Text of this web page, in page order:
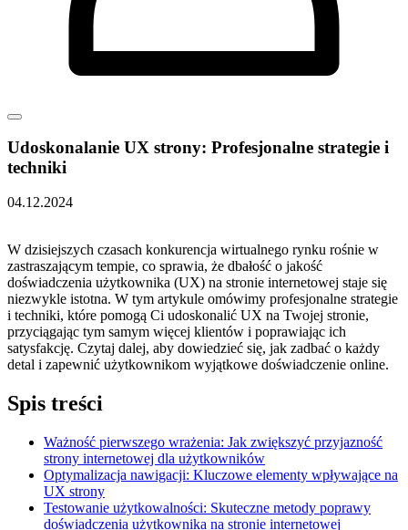
Udoskonalanie UX strony: Profesjonalne strategie i
techniki
04.12.2024
W ‌dzisiejszych⁢ czasach ​konkurencja wirtualnego ‌rynku rośnie⁤ w
⁢zastraszającym tempie, co sprawia, ⁤że dbałość o jakość
doświadczenia użytkownika (UX) na stronie internetowej staje się
niezwykle istotna. ​W tym artykule omówimy profesjonalne strategie
i techniki, które pomogą Ci udoskonalić UX na‍ Twojej stronie,
przyciągając tym samym więcej klientów⁢ i poprawiając ich
⁤satysfakcję. Czytaj dalej, aby dowiedzieć się, jak zadbać o każdy
detal i zapewnić użytkownikom wyjątkowe doświadczenie online.
Spis treści
Ważność pierwszego wrażenia: Jak zwiększyć przyjazność
strony internetowej dla użytkowników
Optymalizacja nawigacji: Kluczowe elementy wpływające na
UX strony
Testowanie użytkowalności: Skuteczne metody poprawy
doświadczenia użytkownika na stronie internetowej